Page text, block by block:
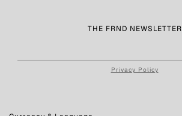
THE FRND NEWSLETTER
Privacy Policy